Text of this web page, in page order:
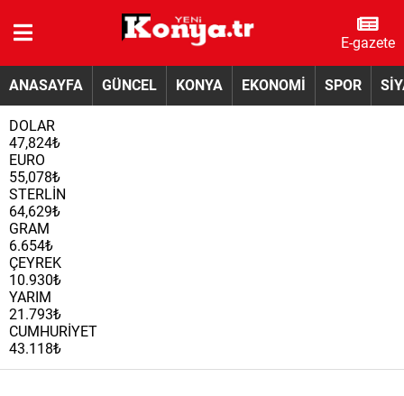
E-gazete
ANASAYFA GÜNCEL KONYA EKONOMİ SPOR
DOLAR
47,824₺
EURO
55,078₺
STERLİN
64,629₺
GRAM
6.654₺
ÇEYREK
10.930₺
YARIM
21.793₺
CUMHURİYET
43.118₺